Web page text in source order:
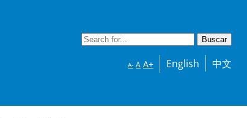
A- A A+ English 中文